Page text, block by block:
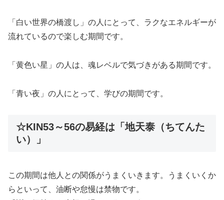
「白い世界の橋渡し」の人にとって、ラクなエネルギーが
流れているので楽しむ期間です。
「黄色い星」の人は、魂レベルで気づきがある期間です。
「青い夜」の人にとって、学びの期間です。
☆KIN53～56の易経は「地天泰（ちてんた
い）」
この期間は他人との関係がうまくいきます。うまくいくか
らといって、油断や怠慢は禁物です。